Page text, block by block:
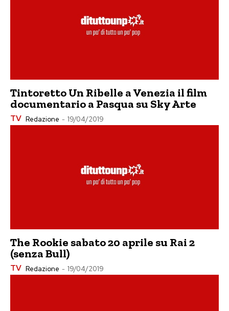
Tintoretto Un Ribelle a Venezia il film
documentario a Pasqua su Sky Arte
TV Redazione - 19/04/2019
The Rookie sabato 20 aprile su Rai 2
(senza Bull)
TV Redazione - 19/04/2019